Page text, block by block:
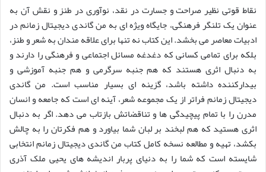
نقاط قوتی نظیر صراحت و جسارت در نقد، نوآوری در طنز و نقش آن به
عنوان یک تلنگر فرهنگی، جایگاه ویژه ای به من گاندی دیجیتال زمانم در
ادبیات معاصر می بخشد. این کتاب نه تنها برای علاقه مندان به شعر و طنز،
بلکه برای تمامی کسانی که دغدغه مسائل اجتماعی و فرهنگی را دارند و
به دنبال اثری هستند که هم جنبه سرگرمی و هم جنبه آموزشی و
بیدارکننده داشته باشد، گزینه ای بسیار مناسب است. من گاندی
دیجیتال زمانم فراتر از یک مجموعه شعر، آینه ای است که جامعه و انسان
مدرن را با تمام پیچیدگی ها و تناقضاتش بازتاب می دهد. اگر به دنبال
اثری هستید که هم لبخند بر لبان شما بیاورد و هم فکرتان را به چالش
بکشد، تهیه و مطالعه نسخه کامل کتاب من گاندی دیجیتال زمانم انتخابی
شایسته است که شما را به دنیای پربار اندیشه های یحیی ملک آذری